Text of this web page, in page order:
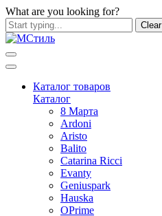
What are you looking for?
Clear
Каталог товаров
Каталог
8 Марта
Ardoni
Aristo
Balito
Catarina Ricci
Evanty
Geniuspark
Hauska
OPrime